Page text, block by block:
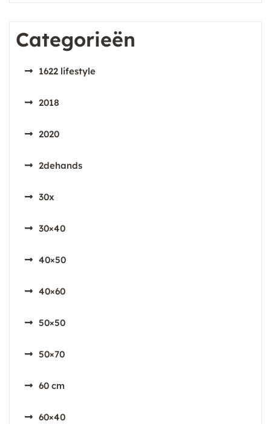
Categorieën
1622 lifestyle
2018
2020
2dehands
30x
30×40
40×50
40×60
50×50
50×70
60 cm
60×40